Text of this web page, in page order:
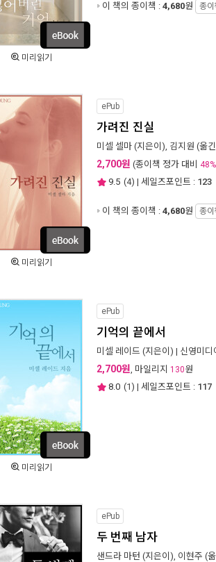
미리읽기
이 책의 종이책 : 4,680원 종이
미리읽기
ePub
가려진 진실
미셀 셀마 (지은이), 김지원 (옮
2,700원 (종이책 정가 대비 48%
9.5 (4) | 세일즈포인트 : 123
이 책의 종이책 : 4,680원 종이
미리읽기
ePub
기억의 끝에서
미셀 레이드 (지은이) | 신영미디
2,700원, 마일리지 130원
8.0 (1) | 세일즈포인트 : 117
ePub
두 번째 남자
샌드라 마턴 (지은이), 이현주 (